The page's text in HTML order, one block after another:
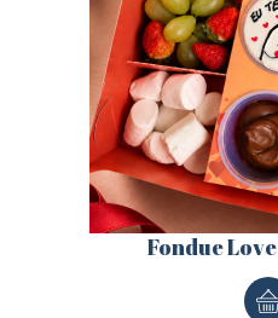
Fondue Love